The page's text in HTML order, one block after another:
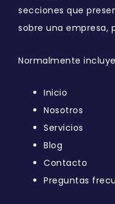
secciones que
sobre una empresa,
Normalmente
Inicio
Nosotros
Servicios
Blog
Contacto
Preguntas